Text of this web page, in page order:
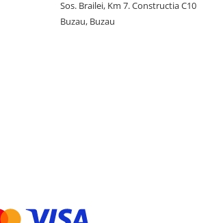
Sos. Brailei, Km 7. Constructia C10
Buzau, Buzau